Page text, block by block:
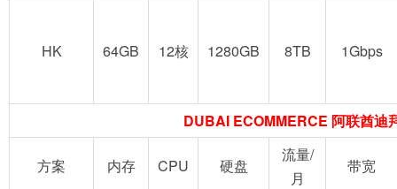
HK 64GB 12核 1280GB 8TB 1Gbps
DUBAI ECOMMERCE 阿联酋迪
方案 内存 CPU 硬盘
流量/
月
带宽